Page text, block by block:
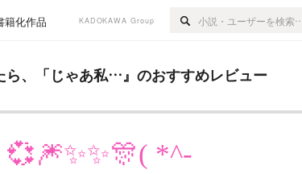
籍化作品 KADOKAWA Group
ら、「じゃあ私…』のおすすめレビュー
💞🎆✨✨🎊( *^-